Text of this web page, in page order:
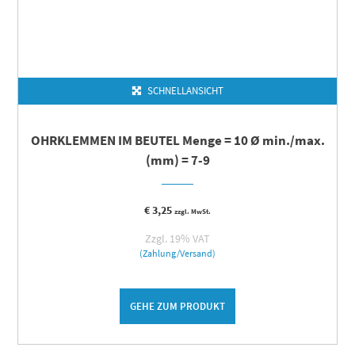
SCHNELLANSICHT
OHRKLEMMEN IM BEUTEL Menge = 10 Ø min./max.
(mm) = 7-9
€3,25 zzgl. MwSt.
Zzgl. 19% VAT
(Zahlung/Versand)
GEHE ZUM PRODUKT